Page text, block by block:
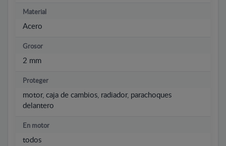
Material
Acero
Grosor
2 mm
Proteger
motor, caja de cambios, radiador, parachoques
delantero
En motor
todos